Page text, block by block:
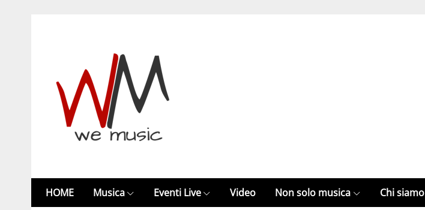
HOME Musica Eventi Live Video Non solo musica Chi siamo